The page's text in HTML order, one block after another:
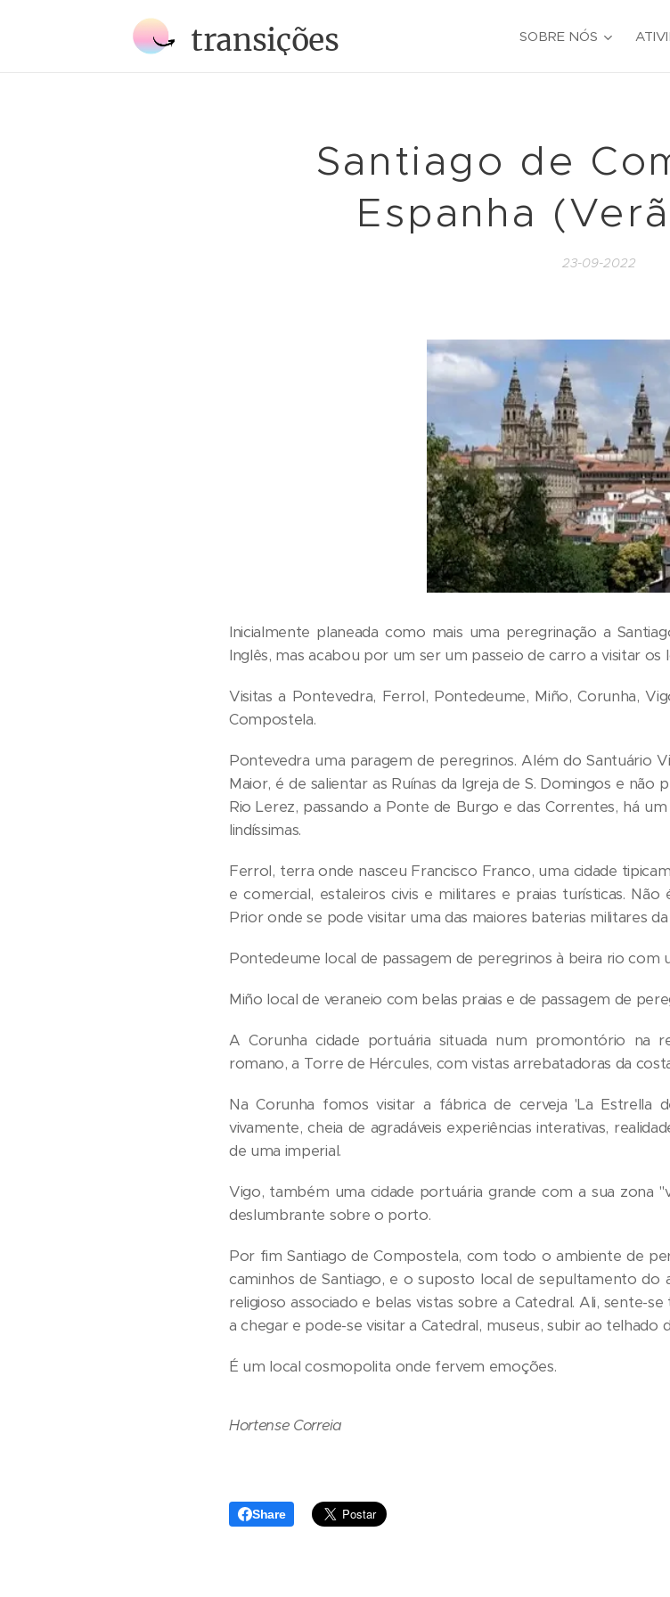
transições SOBRE NÓS
Santiago de
Espanha
23-09-2022
Inicialmente planeada como mais uma peregrinação a
Inglês, mas acabou por um ser um passeio de carro a visitar os
Visitas a Pontevedra, Ferrol, Pontedeume, Miño, Corunha,
Compostela.
Pontevedra uma paragem de peregrinos. Além do Santuário
Maior, é de salientar as Ruínas da Igreja de S. Domingos e não
Rio Lerez, passando a Ponte de Burgo e das Correntes, há
lindíssimas.
Ferrol, terra onde nasceu Francisco Franco, uma cidade
e comercial, estaleiros civis e militares e praias turísticas.
Prior onde se pode visitar uma das maiores baterias militares
Pontedeume local de passagem de peregrinos à beira rio com
Miño local de veraneio com belas praias e de passagem de
A Corunha cidade portuária situada num promontório na
romano, a Torre de Hércules, com vistas arrebatadoras da
Na Corunha fomos visitar a fábrica de cerveja 'La Estrella
vivamente, cheia de agradáveis experiências interativas,
de uma imperial.
Vigo, também uma cidade portuária grande com a sua zona
deslumbrante sobre o porto.
Por fim Santiago de Compostela, com todo o ambiente de
caminhos de Santiago, e o suposto local de sepultamento
religioso associado e belas vistas sobre a Catedral. Ali, sente-
a chegar e pode-se visitar a Catedral, museus, subir ao telhado
É um local cosmopolita onde fervem emoções.
Hortense Correia
Share